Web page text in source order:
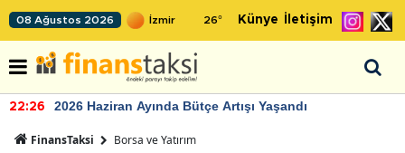
08 Ağustos 2026 26° Künye İletişim
22:26 2026 Haziran Ayında Bütçe Artışı Yaşandı
FinansTaksi Borsa ve Yatırım